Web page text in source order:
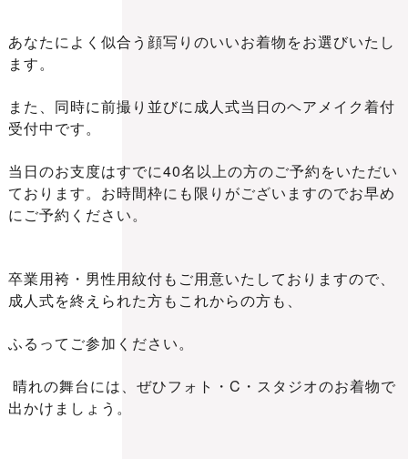
あなたによく似合う顔写りのいいお着物をお選びいたし
ます。
また、同時に前撮り並びに成人式当日のヘアメイク着付
受付中です。
当日のお支度はすでに40名以上の方のご予約をいただい
ております。お時間枠にも限りがございますのでお早め
にご予約ください。
卒業用袴・男性用紋付もご用意いたしておりますので、
成人式を終えられた方もこれからの方も、
ふるってご参加ください。
晴れの舞台には、ぜひフォト・C・スタジオのお着物で
出かけましょう。